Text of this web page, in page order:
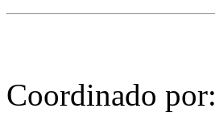
Coordinado por: